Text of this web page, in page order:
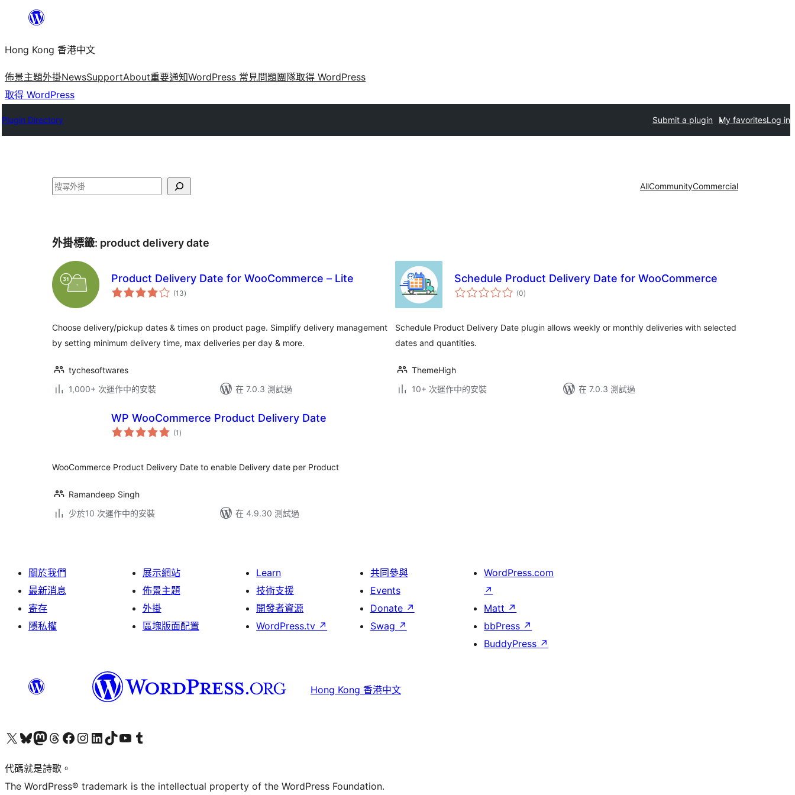
主
要
內
容
Hong Kong 香港中文
佈景主題外掛NewsSupportAbout重要通知WordPress 常見問題團隊取得 WordPress
取得 WordPress
Plugin Directory Submit a plugin My favoritesLog in
搜
AllCommunityCommercial
外掛標籤: product delivery date
Product Delivery Date for WooCommerce – Lite
(13總
評)
Choose delivery/pickup dates & times on product page. Simplify delivery management
by setting minimum delivery time, max deliveries per day & more.
tychesoftwares
1,000+ 次運作中的安裝
在 7.0.3 測試過
Schedule Product Delivery Date for WooCommerce
(0總
評)
Schedule Product Delivery Date plugin allows weekly or monthly deliveries with selected
dates and quantities.
ThemeHigh
10+ 次運作中的安裝
在 7.0.3 測試過
WP WooCommerce Product Delivery Date
(1 總
評)
WooCommerce Product Delivery Date to enable Delivery date per Product
Ramandeep Singh
少於10 次運作中的安裝
在 4.9.30 測試過
關於我們
最新消息
寄存
隱私權
展示網站
佈景主題
外掛
區塊版面配置
Learn
技術支援
開發者資源
WordPress.tv ↗
共同參與
Events
Donate ↗
Swag ↗
WordPress.com
↗
Matt ↗
bbPress ↗
BuddyPress ↗
Hong Kong 香港中文
Visit our X (formerly Twitter) account
Visit our Bluesky account
Visit our Mastodon account
Visit our Threads account
訪問我們的 Facebook 專頁Visit our Instagram account
Visit our LinkedIn account
Visit our TikTok account
Visit our YouTube channel
Visit our Tumblr account
代碼就是詩歌。
The WordPress® trademark is the intellectual property of the WordPress Foundation.